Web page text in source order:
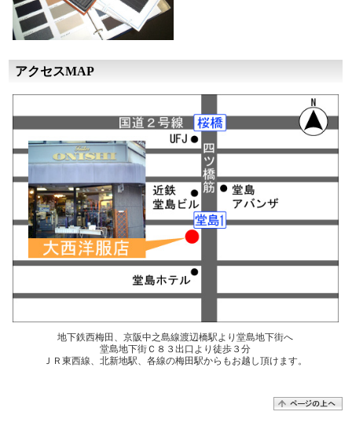
アクセスMAP
地下鉄西梅田、京阪中之島線渡辺橋駅より堂島地下街へ
堂島地下街Ｃ８３出口より徒歩３分
ＪＲ東西線、北新地駅、各線の梅田駅からもお越し頂けます。